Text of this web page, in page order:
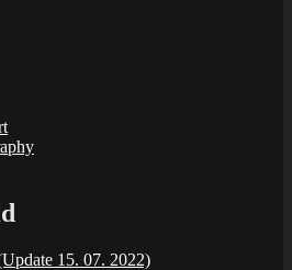
15. 07. 2022)